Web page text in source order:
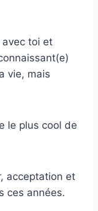
avec toi et
vie, mais
le plus cool de
acceptation et
ces années.